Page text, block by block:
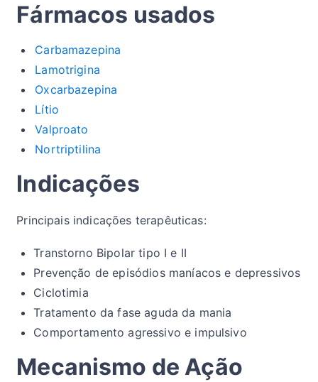
Fármacos usados
Carbamazepina
Lamotrigina
Oxcarbazepina
Lítio
Valproato
Nortriptilina
Indicações
Principais indicações terapêuticas:
Transtorno Bipolar tipo I e II
Prevenção de episódios maníacos e depressivos
Ciclotimia
Tratamento da fase aguda da mania
Comportamento agressivo e impulsivo
Mecanismo de Ação